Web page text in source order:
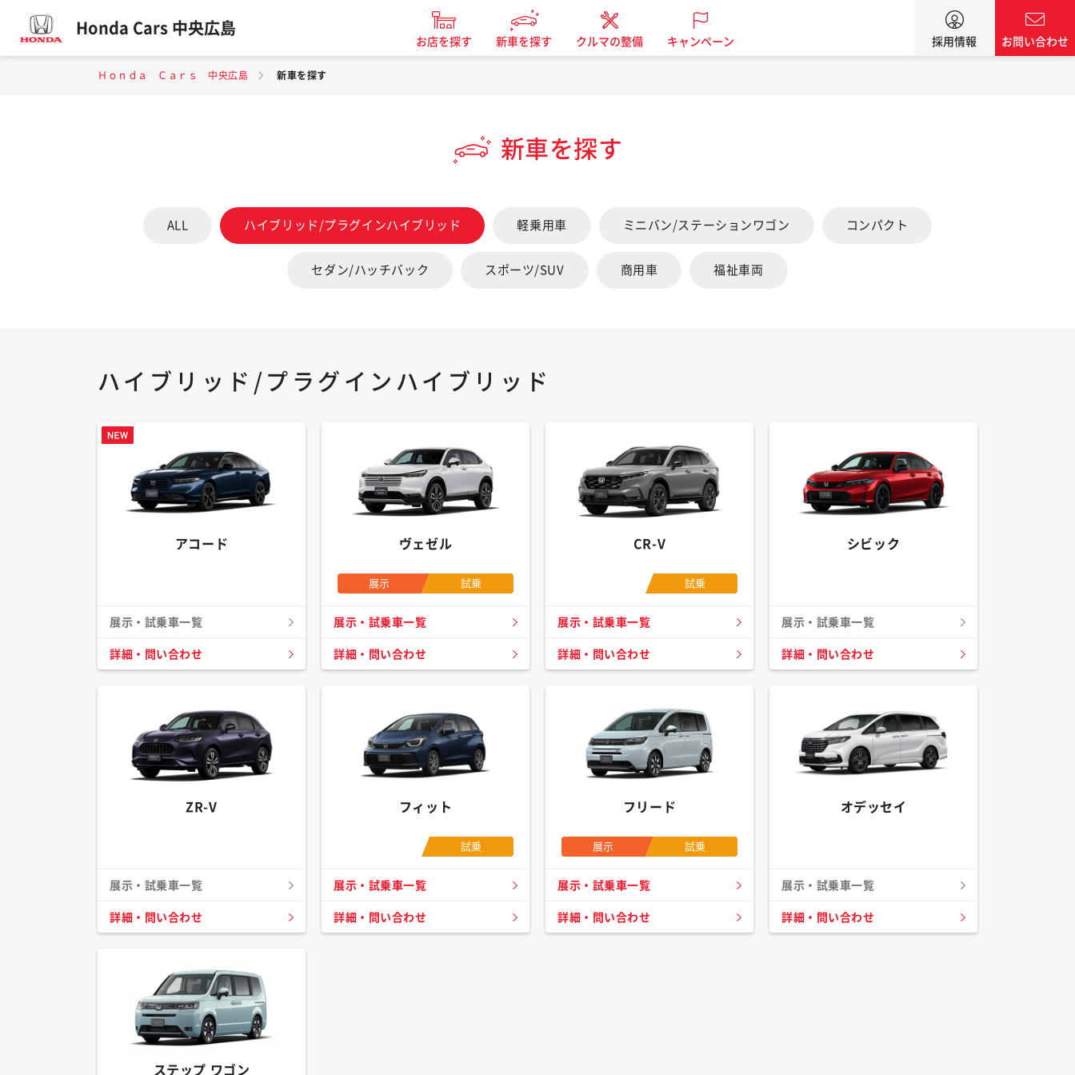
Honda Cars 中央広島
お店を探す 新車を探す クルマの整備 キャンペーン 採用情報 お問い合わせ
Ｈｏｎｄａ Ｃａｒｓ 中央広島 新車を探す
新車を探す
ALL ハイブリッド/プラグインハイブリッド 軽乗用車 ミニバン/ステーションワゴン コンパクト
セダン/ハッチバック スポーツ/SUV 商用車 福祉車両
ハイブリッド/プラグインハイブリッド
アコード
展示・試乗車一覧
詳細・問い合わせ
ヴェゼル
展示 試乗
展示・試乗車一覧
詳細・問い合わせ
CR-V
試乗
展示・試乗車一覧
詳細・問い合わせ
シビック
展示・試乗車一覧
詳細・問い合わせ
ZR-V
展示・試乗車一覧
詳細・問い合わせ
フィット
試乗
展示・試乗車一覧
詳細・問い合わせ
フリード
展示 試乗
展示・試乗車一覧
詳細・問い合わせ
オデッセイ
展示・試乗車一覧
詳細・問い合わせ
ステップ ワゴン